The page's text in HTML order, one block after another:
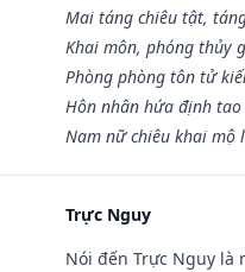
Mai táng chiêu tật,
Khai môn, phóng thủy
Phòng phòng tôn tử
Hôn nhân hứa định tao
Nam nữ chiêu khai mộ
Trực Nguy
Nói đến Trực Nguy là